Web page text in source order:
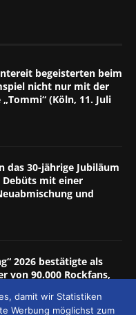
begeisterten beim
nicht nur mit der
(Köln, 11. Juli
das 30-jährige Jubiläum
mit einer
und
2026 bestätigte als
von 90.000 Rockfans,
damit wir Statistiken
Werbung möglichst zum